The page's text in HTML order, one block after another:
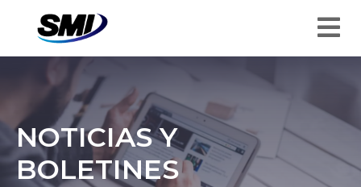
NOTICIAS Y
BOLETINES